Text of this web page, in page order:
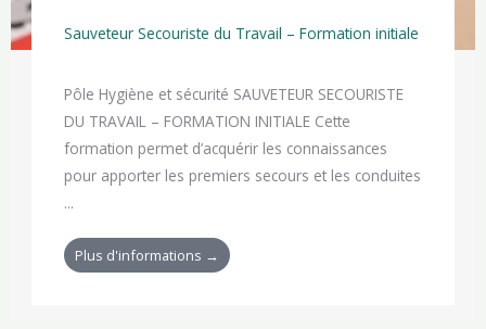
Sauveteur Secouriste du Travail – Formation initiale
Pôle Hygiène et sécurité SAUVETEUR SECOURISTE
DU TRAVAIL – FORMATION INITIALE Cette
formation permet d’acquérir les connaissances
pour apporter les premiers secours et les conduites
...
Plus d'informations →